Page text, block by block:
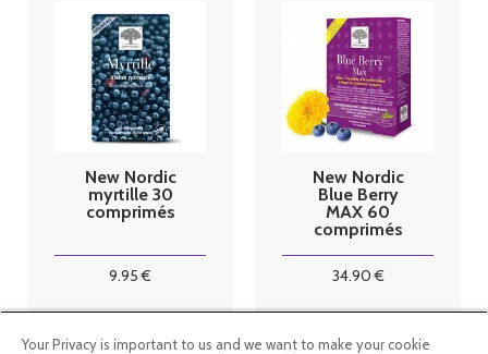
New Nordic
myrtille 30
comprimés
9.95 €
En stock
New Nordic
Blue Berry
MAX 60
comprimés
34.90€
En stock
Your Privacy is important to us and we want to make your cookie